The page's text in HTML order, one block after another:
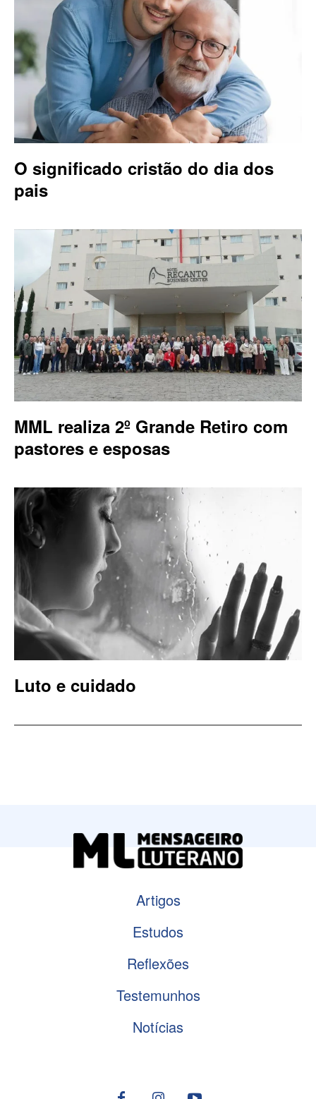
O significado cristão do dia dos
pais
MML realiza 2º Grande Retiro com
pastores e esposas
Luto e cuidado
Artigos
Estudos
Reflexões
Testemunhos
Notícias